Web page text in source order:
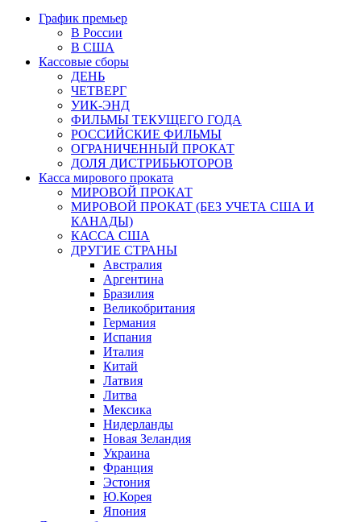
График премьер
В России
В США
Кассовые сборы
ДЕНЬ
ЧЕТВЕРГ
УИК-ЭНД
ФИЛЬМЫ ТЕКУЩЕГО ГОДА
РОССИЙСКИЕ ФИЛЬМЫ
ОГРАНИЧЕННЫЙ ПРОКАТ
ДОЛЯ ДИСТРИБЬЮТОРОВ
Касса мирового проката
МИРОВОЙ ПРОКАТ
МИРОВОЙ ПРОКАТ (БЕЗ УЧЕТА США И
КАНАДЫ)
КАССА США
ДРУГИЕ СТРАНЫ
Австралия
Аргентина
Бразилия
Великобритания
Германия
Испания
Италия
Китай
Латвия
Литва
Мексика
Нидерланды
Новая Зеландия
Украина
Франция
Эстония
Ю.Корея
Япония